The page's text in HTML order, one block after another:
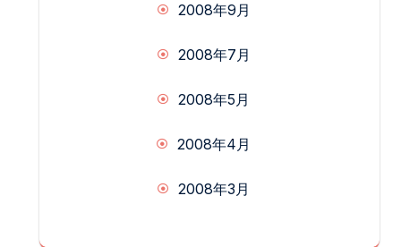
2008年9月
2008年7月
2008年5月
2008年4月
2008年3月